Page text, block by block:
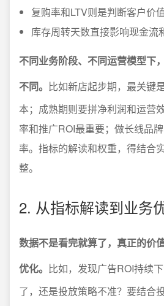
复购率和LTV则是判断客户价
库存周转天数直接影响现金流
不同业务阶段、不同运营模型下
不同。 比如新店起步期，最关键
本；成熟期则要拼净利润和运营
率和推广ROI最重要；做长线品
率。指标的解读和权重，得结合
整。
2. 从指标解读到业务
数据不是看完就算了，真正的价
优化。 比如，发现广告ROI持续
了，还是投放策略不准？要结合